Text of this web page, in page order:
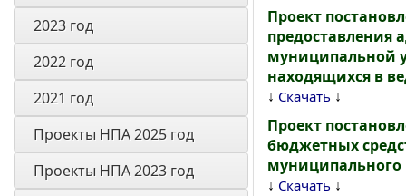
2023 год
2022 год
2021 год
Проекты НПА 2025 год
Проекты НПА 2023 год
Проект
предоставления
муниципальной
находящихся в
↓ Скачать ↓
Проект
бюджетных
↓ Скачать ↓